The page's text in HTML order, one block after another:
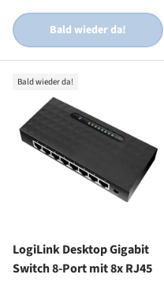
Bald wieder da!
Bald wieder da!
LogiLink Desktop Gigabit
Switch 8-Port mit 8x RJ45